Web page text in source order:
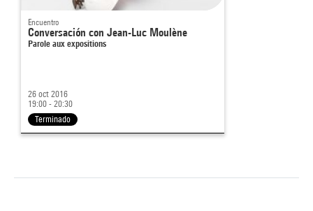
Encuentro
Conversación con Jean-Luc Moulène
Parole aux expositions
26 oct 2016
19:00 - 20:30
Terminado